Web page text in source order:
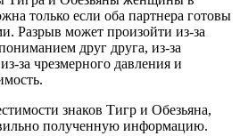
только если оба партнера готовы
Разрыв может произойти из-за
друг друга, из-за
за чрезмерного давления и
знаков Тигр и Обезьяна,
полученную информацию.